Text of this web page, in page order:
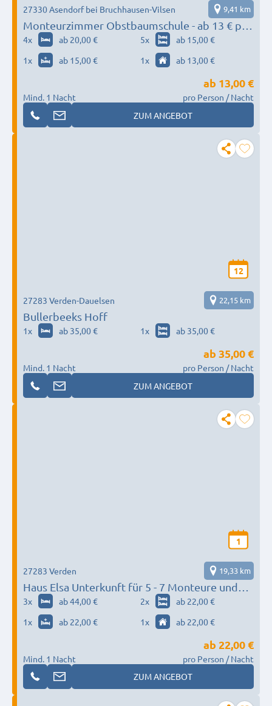
Monteurzimmer Obstbaumschule - ab 13 € p.
Pers. bei Vollbelegung
27330 Asendorf bei Bruchhausen-Vilsen 9,41 km
4x ab 20,00 € 5x
ab 15,00 €
1x ab 15,00 € 1x ab 13,00 €
Mind. 1 Nacht
ab 13,00 €
pro Person / Nacht
ZUM ANGEBOT
12
Bullerbeeks Hoff
27283 Verden-Dauelsen 22,15 km
1x ab 35,00 € 1x ab 35,00 €
Mind. 1 Nacht
ab 35,00 €
pro Person / Nacht
ZUM ANGEBOT
1
Haus Elsa Unterkunft für 5 - 7 Monteure und
eine Wohnung für 7 weitere Monteure
vorhanden!
27283 Verden 19,33 km
3x ab 44,00 € 2x
ab 22,00 €
1x ab 22,00 € 1x ab 22,00 €
Mind. 1 Nacht
ab 22,00 €
pro Person / Nacht
ZUM ANGEBOT